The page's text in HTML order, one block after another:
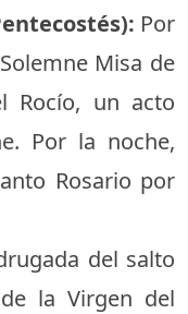
Por
Misa de
Rocío, un acto
Por la noche,
Rosario por
del salto
la Virgen del